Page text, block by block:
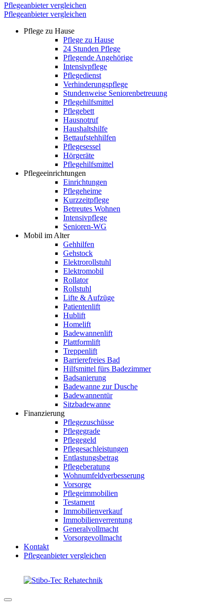
Pflegeanbieter vergleichen
Pflegeanbieter vergleichen
Pflege zu Hause
Pflege zu Hause
24 Stunden Pflege
Pflegende Angehörige
Intensivpflege
Pflegedienst
Verhinderungspflege
Stundenweise Seniorenbetreuung
Pflegehilfsmittel
Pflegebett
Hausnotruf
Haushaltshilfe
Bettaufstehhilfen
Pflegesessel
Hörgeräte
Pflegehilfsmittel
Pflegeeinrichtungen
Einrichtungen
Pflegeheime
Kurzzeitpflege
Betreutes Wohnen
Intensivpflege
Senioren-WG
Mobil im Alter
Gehhilfen
Gehstock
Elektrorollstuhl
Elektromobil
Rollator
Rollstuhl
Lifte & Aufzüge
Patientenlift
Hublift
Homelift
Badewannenlift
Plattformlift
Treppenlift
Barrierefreies Bad
Hilfsmittel fürs Badezimmer
Badsanierung
Badewanne zur Dusche
Badewannentür
Sitzbadewanne
Finanzierung
Pflegezuschüsse
Pflegegrade
Pflegegeld
Pflegesachleistungen
Entlastungsbetrag
Pflegeberatung
Wohnumfeldverbesserung
Vorsorge
Pflegeimmobilien
Testament
Immobilienverkauf
Immobilienverrentung
Generalvollmacht
Vorsorgevollmacht
Kontakt
Pflegeanbieter vergleichen